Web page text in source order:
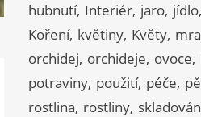
hubnutí Interiér jaro jídlo
Koření květiny Květy
orchidej orchideje ovoce
potraviny použití péče
rostlina rostliny